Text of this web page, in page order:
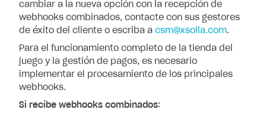
cambiar a la nueva opción con la recepción de
webhooks combinados, contacte con sus gestores
de éxito del cliente o escriba a csm@xsolla.com.
Para el funcionamiento completo de la tienda del
juego y la gestión de pagos, es necesario
implementar el procesamiento de los principales
webhooks.
Si recibe webhooks combinados: